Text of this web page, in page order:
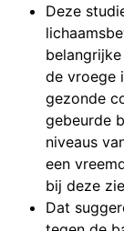
Deze
de vroege
gezonde
gebeurde
niveaus
een
bij deze
Dat